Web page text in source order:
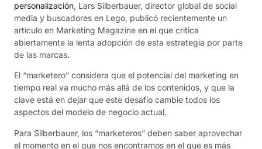
personalización, Lars Silberbauer, director global de social
media y buscadores en Lego, publicó recientemente un
artículo en Marketing Magazine en el que critica
abiertamente la lenta adopción de esta estrategia por parte
de las marcas.
El “marketero” considera que el potencial del marketing en
tiempo real va mucho más allá de los contenidos, y que la
clave está en dejar que este desafío cambie todos los
aspectos del modelo de negocio actual.
Para Silberbauer, los “marketeros” deben saber aprovechar
el momento en el que nos encontramos en el que es más